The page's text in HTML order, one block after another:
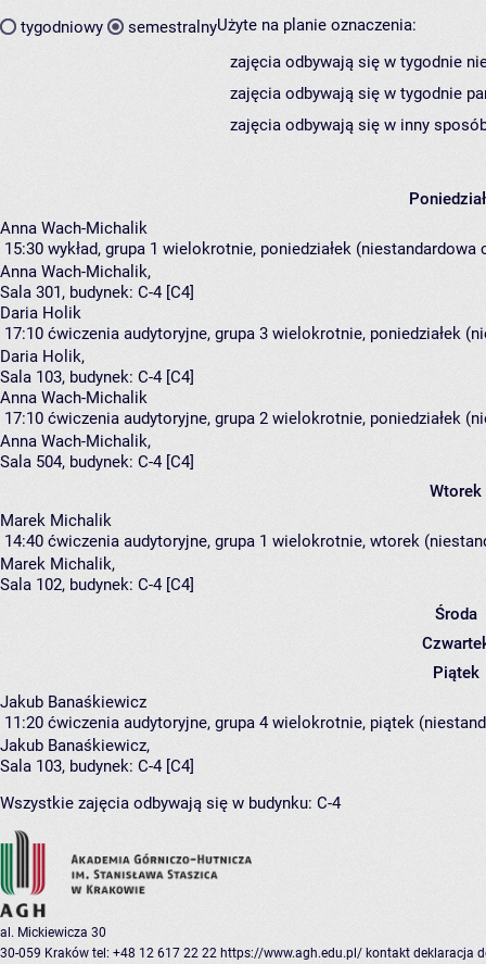
tygodniowy semestralnyUżyte na planie oznaczenia:
zajęcia odbywają się w tygodnie
zajęcia odbywają się w tygodnie
zajęcia odbywają się w inny
Anna Wach-Michalik
15:30 wykład, grupa 1 wielokrotnie, poniedziałek (niestandardowa
Anna Wach-Michalik,
Sala 301, budynek: C-4 [C4]
Daria Holik
17:10 ćwiczenia audytoryjne, grupa 3 wielokrotnie, poniedziałek
Daria Holik,
Sala 103, budynek: C-4 [C4]
Anna Wach-Michalik
17:10 ćwiczenia audytoryjne, grupa 2 wielokrotnie, poniedziałek
Anna Wach-Michalik,
Sala 504, budynek: C-4 [C4]
Wtorek
Marek Michalik
14:40 ćwiczenia audytoryjne, grupa 1 wielokrotnie, wtorek
Marek Michalik,
Sala 102, budynek: C-4 [C4]
Środa
Piątek
Jakub Banaśkiewicz
11:20 ćwiczenia audytoryjne, grupa 4 wielokrotnie, piątek
Jakub Banaśkiewicz,
Sala 103, budynek: C-4 [C4]
Wszystkie zajęcia odbywają się w budynku: C-4
al. Mickiewicza 30
30-059 Kraków tel: +48 12 617 22 22 https://www.agh.edu.pl/ kontakt deklaracja